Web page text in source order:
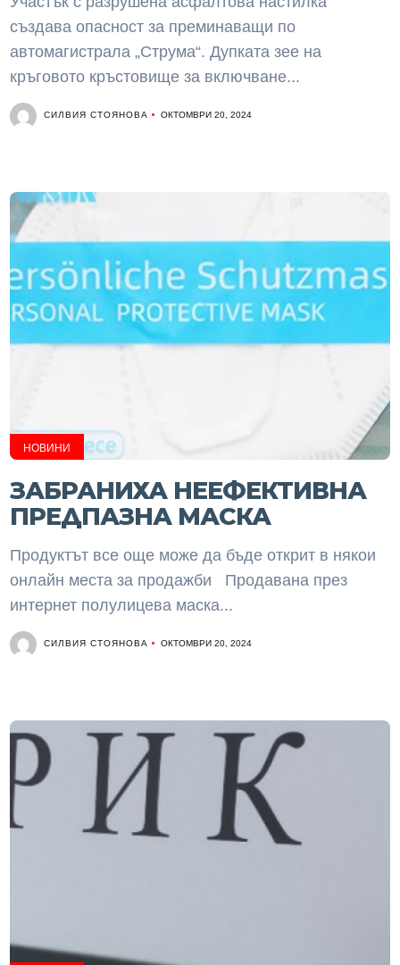
създава опасност за преминаващи по
автомагистрала „Струма“. Дупката зее на
кръговото кръстовище за включване...
СИЛВИЯ СТОЯНОВА ОКТОМВРИ 20, 2024
НОВИНИ
ЗАБРАНИХА НЕЕФЕКТИВНА
ПРЕДПАЗНА МАСКА
Продуктът все още може да бъде открит в някои
онлайн места за продажби Продавана през
интернет полулицева маска...
СИЛВИЯ СТОЯНОВА ОКТОМВРИ 20, 2024